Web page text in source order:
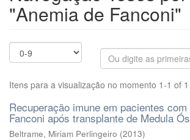
"Anemia de Fanconi"
Itens para a visualização no momento 1-1 of 1
Recuperação imune em pacientes
Fanconi após transplante de Medula
Beltrame, Miriam Perlingeiro (2013)